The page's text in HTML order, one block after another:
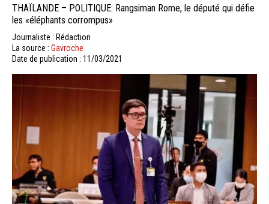
THAÏLANDE – POLITIQUE: Rangsiman Rome, le député qui défie
les «éléphants corrompus»
Journaliste : Rédaction
La source : Gavroche
Date de publication : 11/03/2021